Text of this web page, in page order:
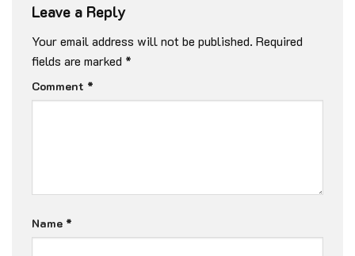
Leave a Reply
Your email address will not be published. Required
fields are marked *
Comment *
Name *